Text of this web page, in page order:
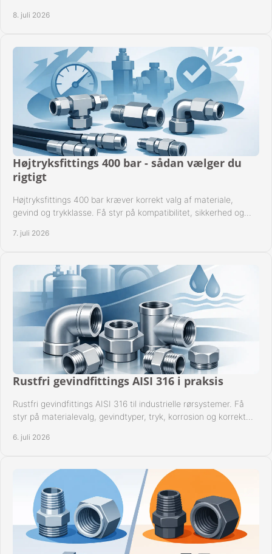
8. juli 2026
Højtryksfittings 400 bar - sådan vælger du
rigtigt
Højtryksfittings 400 bar kræver korrekt valg af materiale,
gevind og trykklasse. Få styr på kompatibilitet, sikkerhed og
7. juli 2026
Rustfri gevindfittings AISI 316 i praksis
Rustfri gevindfittings AISI 316 til industrielle rørsystemer. Få
styr på materialevalg, gevindtyper, tryk, korrosion og korrekt
6. juli 2026